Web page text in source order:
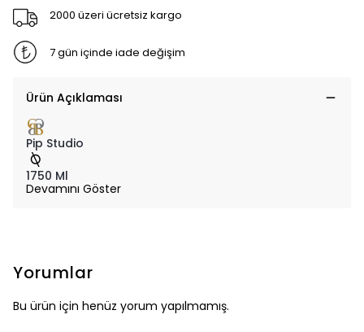
2000 üzeri ücretsiz kargo
7 gün içinde iade değişim
Ürün Açıklaması
Pip Studio
1750 Ml
Devamını Göster
Yorumlar
Bu ürün için henüz yorum yapılmamış.